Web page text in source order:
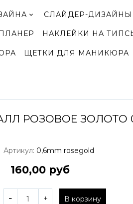
СЛАЙДЕР-ДИЗАЙНЫ
ПЛАНЕР НАКЛЕЙКИ НА
ЩЕТКИ ДЛЯ МАНИКЮРА
РОЗОВОЕ ЗОЛОТО
Артикул: 0,6mm rosegold
160,00 руб
В корзину